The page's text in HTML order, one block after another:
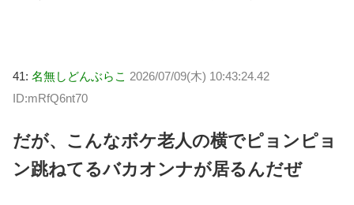
41: 名無しどんぶらこ 2026/07/09(木) 10:43:24.42
ID:mRfQ6nt70
だが、こんなボケ老人の横でピョンピョ
ン跳ねてるバカオンナが居るんだぜ